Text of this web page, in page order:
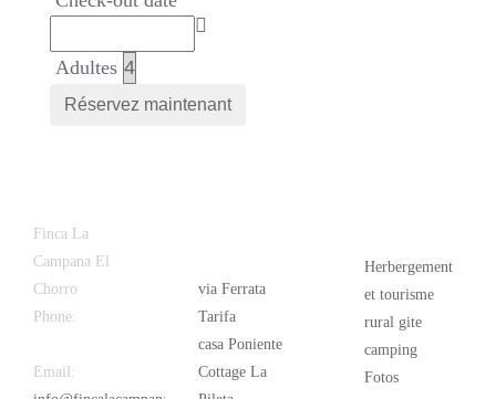
Adultes
Finca La
Campana El
Chorro
Phone:
Email:
via Ferrata
Tarifa
casa Poniente
Cottage La
Herbergement
et tourisme
rural gite
camping
Fotos